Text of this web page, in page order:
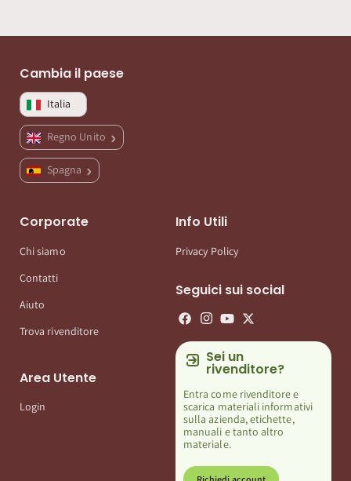
Cambia il paese
Italia
Regno Unito
Spagna
Corporate
Chi siamo
Contatti
Aiuto
Trova rivenditore
Area Utente
Login
Info Utili
Privacy Policy
Seguici sui social
Sei un
rivenditore?
Entra come rivenditore e
scarica materiali informativi
sulla azienda, etichette,
manuali e tanto altro
materiale.